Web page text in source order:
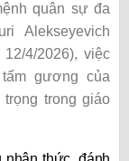
quân sự đa
Alekseyevich
4/2026), việc
gương của
trong giáo